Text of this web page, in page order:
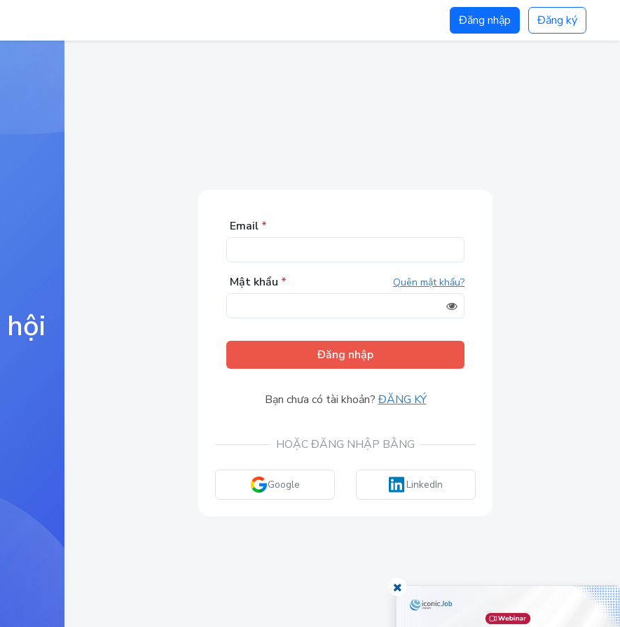
Đăng nhập Đăng ký
Email *
Mật khẩu * Quên mật khẩu?
Đăng nhập
Bạn chưa có tài khoản? ĐĂNG KÝ
HOẶC ĐĂNG NHẬP BẰNG
Google LinkedIn